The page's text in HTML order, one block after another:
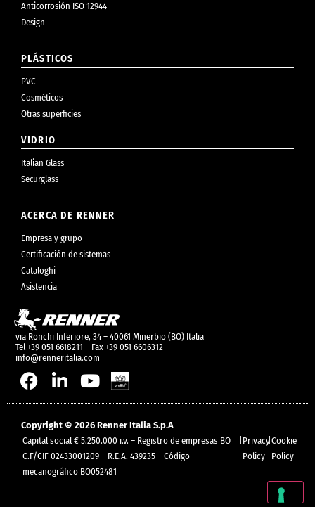
Anticorrosión ISO 12944
Design
PLÁSTICOS
PVC
Cosméticos
Otras superficies
VIDRIO
Italian Glass
Securglass
ACERCA DE RENNER
Empresa y grupo
Certificación de sistemas
Cataloghi
Asistencia
via Ronchi Inferiore, 34 – 40061 Minerbio (BO) Italia
Tel +39 051 6618211 – Fax +39 051 6606312
info@renneritalia.com
Copyright © 2026 Renner Italia S.p.A
Capital social € 5.250.000 i.v. – Registro de empresas BO
C.F/CIF 02433001209 – R.E.A. 439235 – Código
mecanográfico BO052481
|Privacy
Policy
|Cookie
Policy